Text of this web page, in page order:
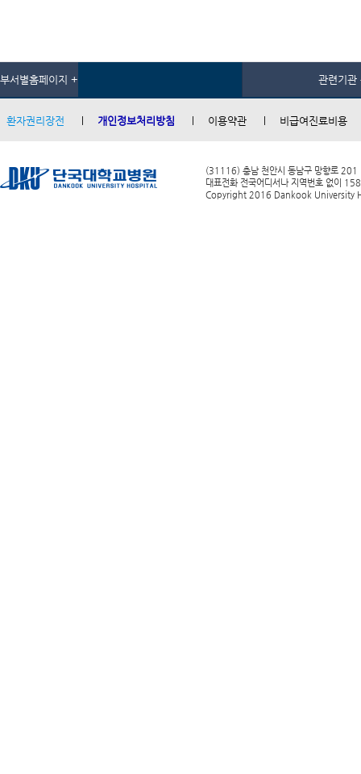
부서별홈페이지 + 관련기관
환자권리장전 개인정보처리방침 이용약관 비급여진료비용
(31116) 충남 천안시 동남구 망향로 201
대표전화 전국어디서나 지역번호 없이
Copyright 2016 Dankook University